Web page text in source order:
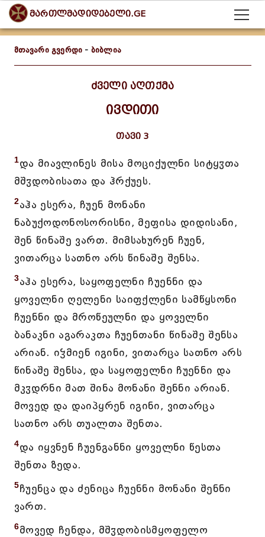
მართლმადიდებელი.GE
მთავარი გვერდი - ბიბლია
ძველი აღთქმა
ივდითი
თავი 3
1და მიავლინეს მისა მოციქულნი სიტყჳთა
მშჳდობისათა და ჰრქუეს.
2აჰა ესერა, ჩუენ მონანი
ნაბუქოდონოსორისნი, მეფისა დიდისანი,
შენ წინაშე ვართ. მიმსახურენ ჩუენ,
ვითარცა სათნო არს წინაშე შენსა.
3აჰა ესერა, საყოფელნი ჩუენნი და
ყოველნი ღელენი საიფქლენი სამწყსონი
ჩუენნი და მროწეულნი და ყოველნი
ბანაკნი აგარაკთა ჩუენთანი წინაშე შენსა
არიან. იჴმიენ იგინი, ვითარცა სათნო არს
წინაშე შენსა, და საყოფელნი ჩუენნი და
მკჳდრნი მათ შინა მონანი შენნი არიან.
მოვედ და დაიპყრენ იგინი, ვითარცა
სათნო არს თუალთა შენთა.
4და იყვნენ ჩუენგანნი ყოველნი წესთა
შენთა ზედა.
5ჩუენცა და ძენიცა ჩუენნი მონანი შენნი
ვართ.
6მოვედ ჩენდა, მშჳდობისმყოფელო